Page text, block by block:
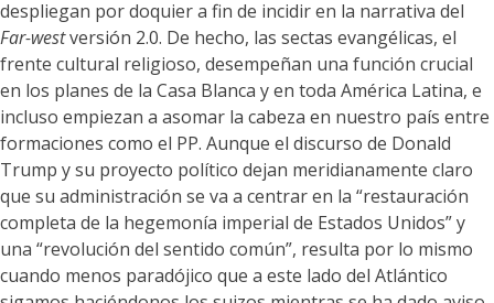
despliegan por doquier a fin de incidir en la narrativa del
Far-westversión 2.0. De hecho, las sectas evangélicas, el
frente cultural religioso, desempeñan una función crucial
en los planes de la Casa Blanca y en toda América Latina, e
incluso empiezan a asomar la cabeza en nuestro país entre
formaciones como el PP. Aunque el discurso de Donald
Trump y su proyecto político dejan meridianamente claro
que su administración se va a centrar en la “restauración
completa de la hegemonía imperial de Estados Unidos” y
una “revolución del sentido común”, resulta por lo mismo
cuando menos paradójico que a este lado del Atlántico